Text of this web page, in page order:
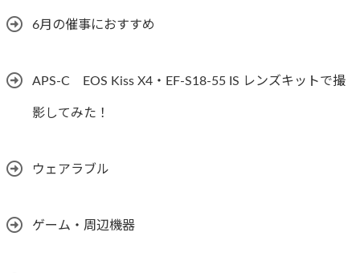
6月の催事におすすめ
APS-C EOS Kiss X4・EF-S18-55 IS レンズキットで撮
影してみた！
ウェアラブル
ゲーム・周辺機器